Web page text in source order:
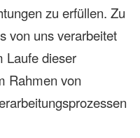
zu erfüllen. Zu
von uns verarbeitet
Laufe dieser
Rahmen von